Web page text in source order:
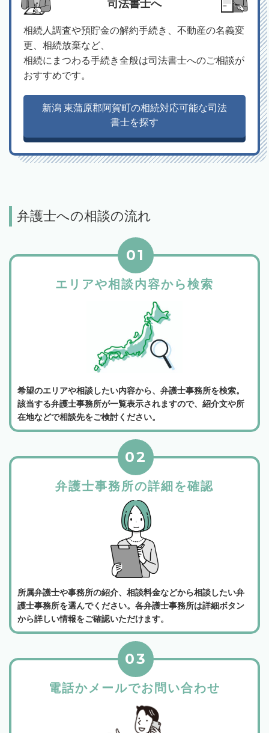
司法書士へ
相続人調査や預貯金の解約手続き、不動産の名義変
更、相続放棄など、
相続にまつわる手続き全般は司法書士へのご相談が
おすすめです。
新潟 東蒲原郡阿賀町の相続対応可能な司法
書士を探す
弁護士への相談の流れ
エリアや相談内容から検索
01
希望のエリアや相談したい内容から、弁護士事務所を検索。
該当する弁護士事務所が一覧表示されますので、紹介文や所
在地などで相談先をご検討ください。
弁護士事務所の詳細を確認
02
所属弁護士や事務所の紹介、相談料金などから相談したい弁
護士事務所を選んでください。各弁護士事務所は詳細ボタン
から詳しい情報をご確認いただけます。
電話かメールでお問い合わせ
03